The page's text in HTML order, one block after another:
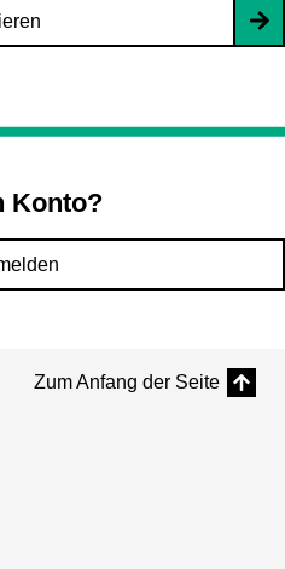
Konto?
Zum Anfang der Seite